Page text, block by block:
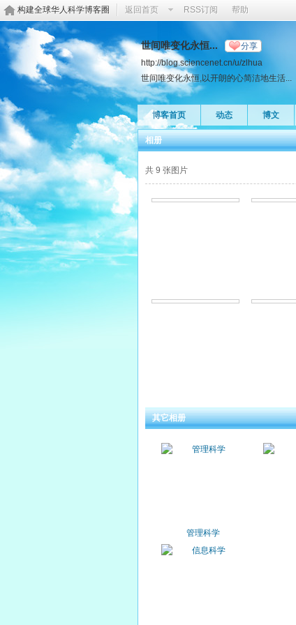
构建全球华人科学博客圈 返回首页 RSS订阅 帮助
世间唯变化永恒... 分享
http://blog.sciencenet.cn/u/zlhua
世间唯变化永恒,以开朗的心简洁地生活...
博客首页 动态 博文
相册
共 9 张图片
其它相册
管理科学